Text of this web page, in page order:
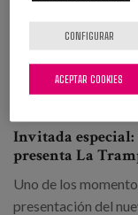
por visibilizar la
político y lo
un grupo
historias, sus
Invitada
presenta La
Uno de los
presentación del
CONFIGURAR
ACEPTAR COOKIES